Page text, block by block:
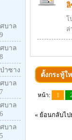
บาล
บาล
าซาง
บาล
บาล
บาล
ลิ
โ
ล่
ตั้งกระทู้ใ
หน้า: 1
« ย้อนกลับไป